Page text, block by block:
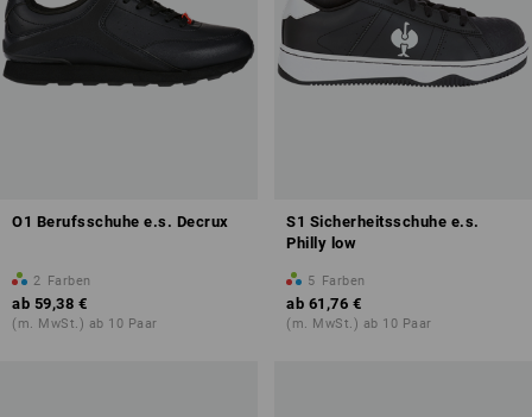
O1 Berufsschuhe e.s. Decrux
2 Farben
ab 59,38 €
(m. MwSt.) ab 10 Paar
S1 Sicherheitsschuhe e.s.
Philly low
5 Farben
ab 61,76 €
(m. MwSt.) ab 10 Paar